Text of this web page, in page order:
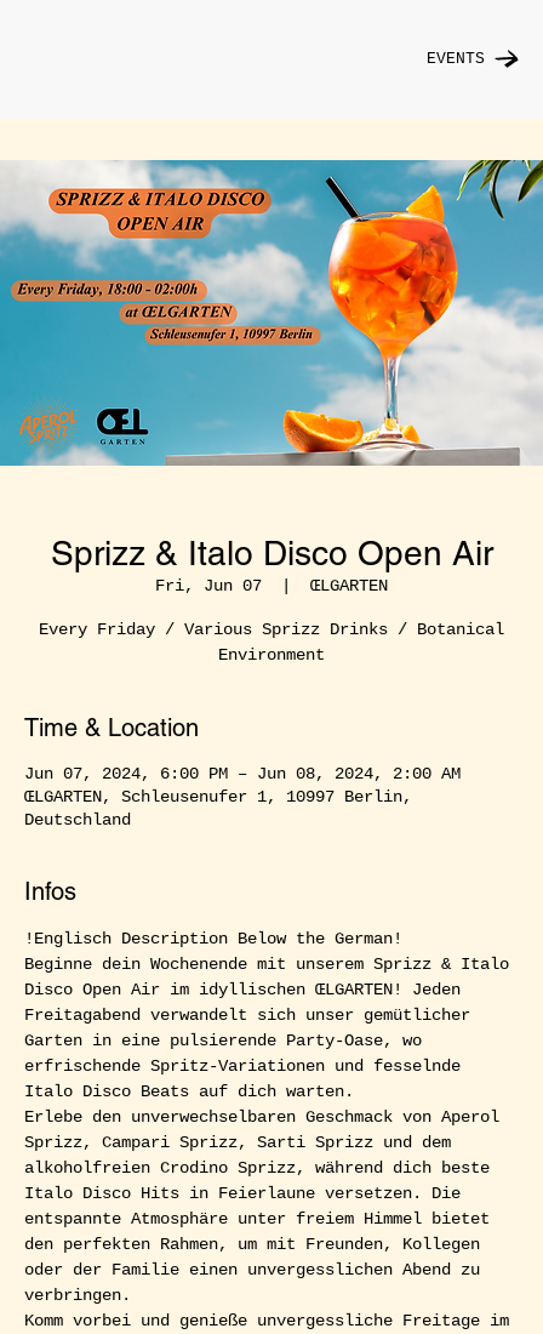
EVENTS
Sprizz & Italo Disco Open Air
Fri, Jun 07
  |
ŒLGARTEN
Every Friday / Various Sprizz Drinks / Botanical
Environment
Time & Location
Jun 07, 2024, 6:00 PM – Jun 08, 2024, 2:00 AM
ŒLGARTEN, Schleusenufer 1, 10997 Berlin,
Deutschland
Infos
!Englisch Description Below the German!
Beginne dein Wochenende mit unserem Sprizz & Italo
Disco Open Air im idyllischen ŒLGARTEN! Jeden
Freitagabend verwandelt sich unser gemütlicher
Garten in eine pulsierende Party-Oase, wo
erfrischende Spritz-Variationen und fesselnde
Italo Disco Beats auf dich warten.
Erlebe den unverwechselbaren Geschmack von Aperol
Sprizz, Campari Sprizz, Sarti Sprizz und dem
alkoholfreien Crodino Sprizz, während dich beste
Italo Disco Hits in Feierlaune versetzen. Die
entspannte Atmosphäre unter freiem Himmel bietet
den perfekten Rahmen, um mit Freunden, Kollegen
oder der Familie einen unvergesslichen Abend zu
verbringen.
Komm vorbei und genieße unvergessliche Freitage im